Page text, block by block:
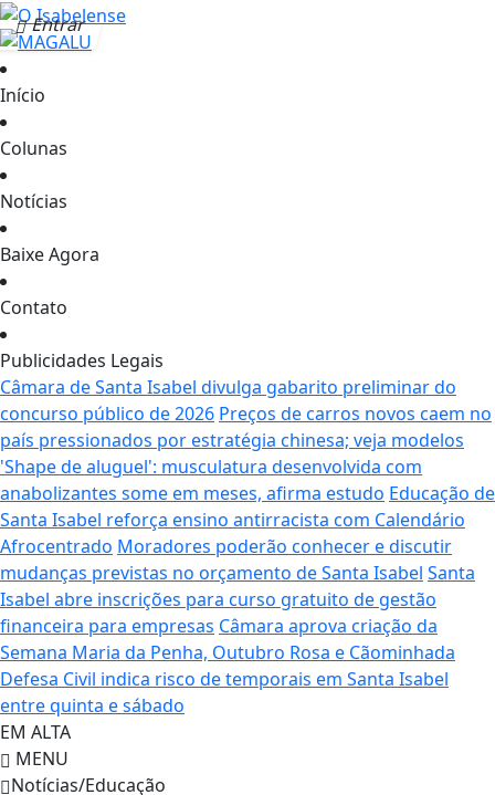
Entrar
Início
Colunas
Notícias
Baixe Agora
Contato
Publicidades Legais
Câmara de Santa Isabel divulga gabarito preliminar do
concurso público de 2026 Preços de carros novos caem no
país pressionados por estratégia chinesa; veja modelos
'Shape de aluguel': musculatura desenvolvida com
anabolizantes some em meses, afirma estudo Educação de
Santa Isabel reforça ensino antirracista com Calendário
Afrocentrado Moradores poderão conhecer e discutir
mudanças previstas no orçamento de Santa Isabel Santa
Isabel abre inscrições para curso gratuito de gestão
financeira para empresas Câmara aprova criação da
Semana Maria da Penha, Outubro Rosa e Cãominhada
Defesa Civil indica risco de temporais em Santa Isabel
entre quinta e sábado
EM ALTA
MENU
Notícias/Educação